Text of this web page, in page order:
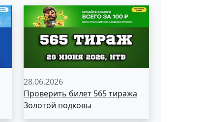
28.06.2026
Проверить билет 565 тиража
Золотой подковы